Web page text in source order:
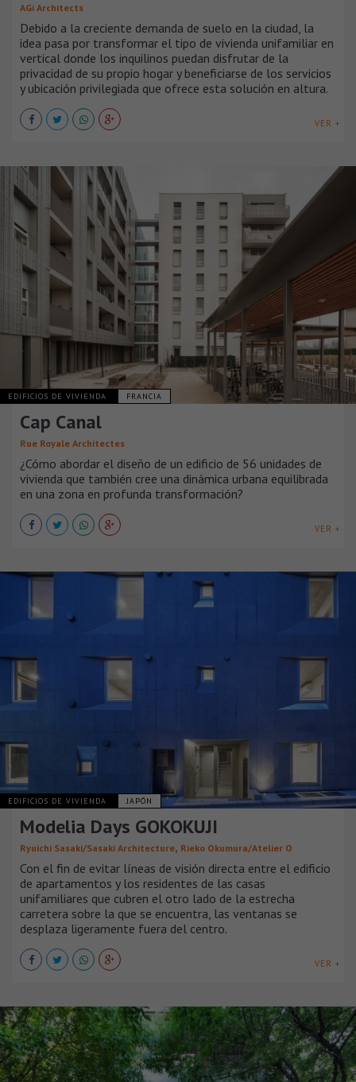
AGi Architects
Debido a la creciente demanda de suelo en la ciudad, la
idea pasa por transformar el tipo de vivienda unifamiliar en
vertical donde los inquilinos puedan disfrutar de la
privacidad de su propio hogar y beneficiarse de los servicios
y ubicación privilegiada que ofrece esta solución en altura.
VER +
EDIFICIOS DE VIVIENDA FRANCIA
Cap Canal
Rue Royale Architectes
¿Cómo abordar el diseño de un edificio de 56 unidades de
vivienda que también cree una dinámica urbana equilibrada
en una zona en profunda transformación?
VER +
EDIFICIOS DE VIVIENDA JAPÓN
Modelia Days GOKOKUJI
Ryuichi Sasaki/Sasaki Architecture, Rieko Okumura/Atelier O
Con el fin de evitar líneas de visión directa entre el edificio
de apartamentos y los residentes de las casas
unifamiliares que cubren el otro lado de la estrecha
carretera sobre la que se encuentra, las ventanas se
desplaza ligeramente fuera del centro.
VER +